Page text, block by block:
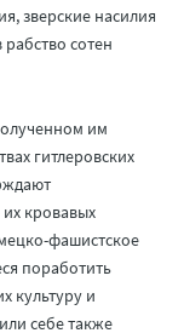
зверские насилия
сотен
им
гитлеровских
кровавых
фашистское
поработить
культуру и
себе также